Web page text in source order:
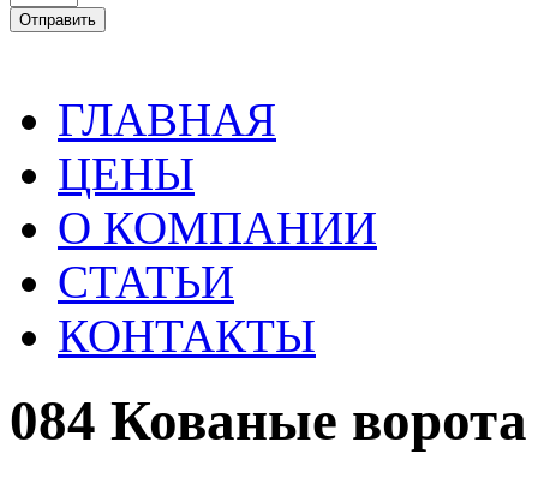
ГЛАВНАЯ
ЦЕНЫ
О КОМПАНИИ
СТАТЬИ
КОНТАКТЫ
084 Кованые